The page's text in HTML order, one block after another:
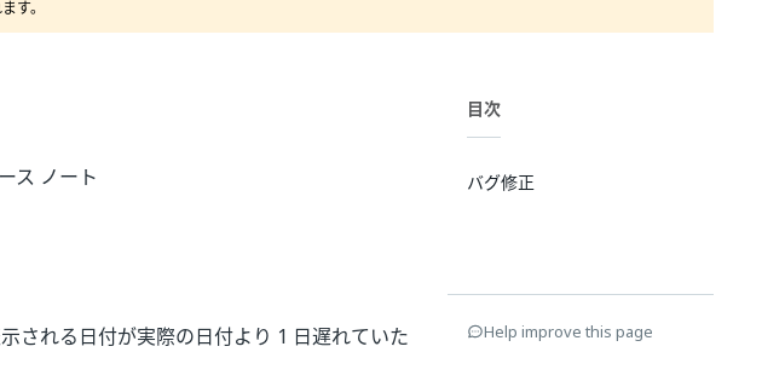
す。
ス ノート
される日付が実際の日付より 1 日遅れていた
目次
バグ修正
Help improve this page